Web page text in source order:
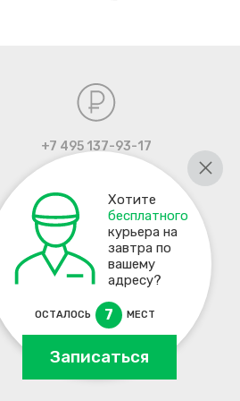
Хотите
бесплатного
курьера на
завтра по
вашему
адресу?
ОСТАЛОСЬ 7 МЕСТ
Записаться
+7 495 137-93-17